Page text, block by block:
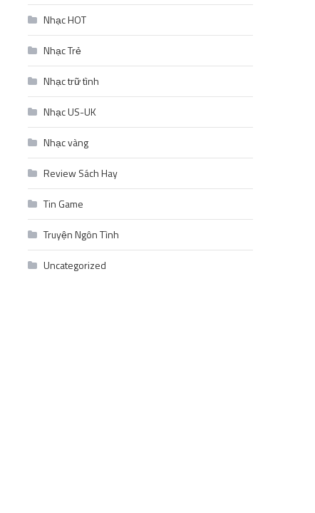
Nhạc HOT
Nhạc Trẻ
Nhạc trữ tình
Nhạc US-UK
Nhạc vàng
Review Sách Hay
Tin Game
Truyện Ngôn Tình
Uncategorized